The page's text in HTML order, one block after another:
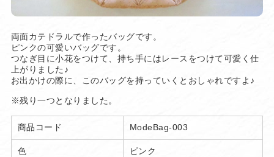
両面カテドラルで作ったバッグです。
ピンクの可愛いバッグです。
つなぎ目に小花をつけて、持ち手にはレースをつけて可愛く仕
上がりました♪
お出かけの際に、このバッグを持っていくとおしゃれですよ♪
※残り一つとなりました。
商品コード ModeBag-003
色 ピンク